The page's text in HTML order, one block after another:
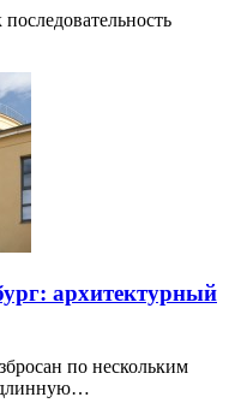
архитектурный
по нескольким
длинную…